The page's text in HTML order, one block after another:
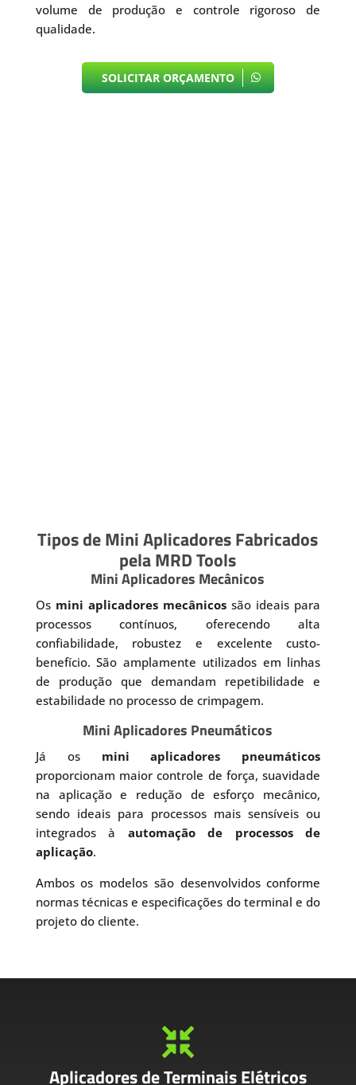
volume de produção e controle rigoroso de
qualidade.
SOLICITAR ORÇAMENTO
Tipos de Mini Aplicadores Fabricados
pela MRD Tools
Mini Aplicadores Mecânicos
Os mini aplicadores mecânicos são ideais para
processos contínuos, oferecendo alta
confiabilidade, robustez e excelente custo-
benefício. São amplamente utilizados em linhas
de produção que demandam repetibilidade e
estabilidade no processo de crimpagem.
Mini Aplicadores Pneumáticos
Já os mini aplicadores pneumáticos
proporcionam maior controle de força, suavidade
na aplicação e redução de esforço mecânico,
sendo ideais para processos mais sensíveis ou
integrados à automação de processos de
aplicação.
Ambos os modelos são desenvolvidos conforme
normas técnicas e especificações do terminal e do
projeto do cliente.

Aplicadores de Terminais Elétricos